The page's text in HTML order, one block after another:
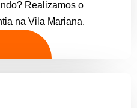
Realizamos o
na Vila Mariana.